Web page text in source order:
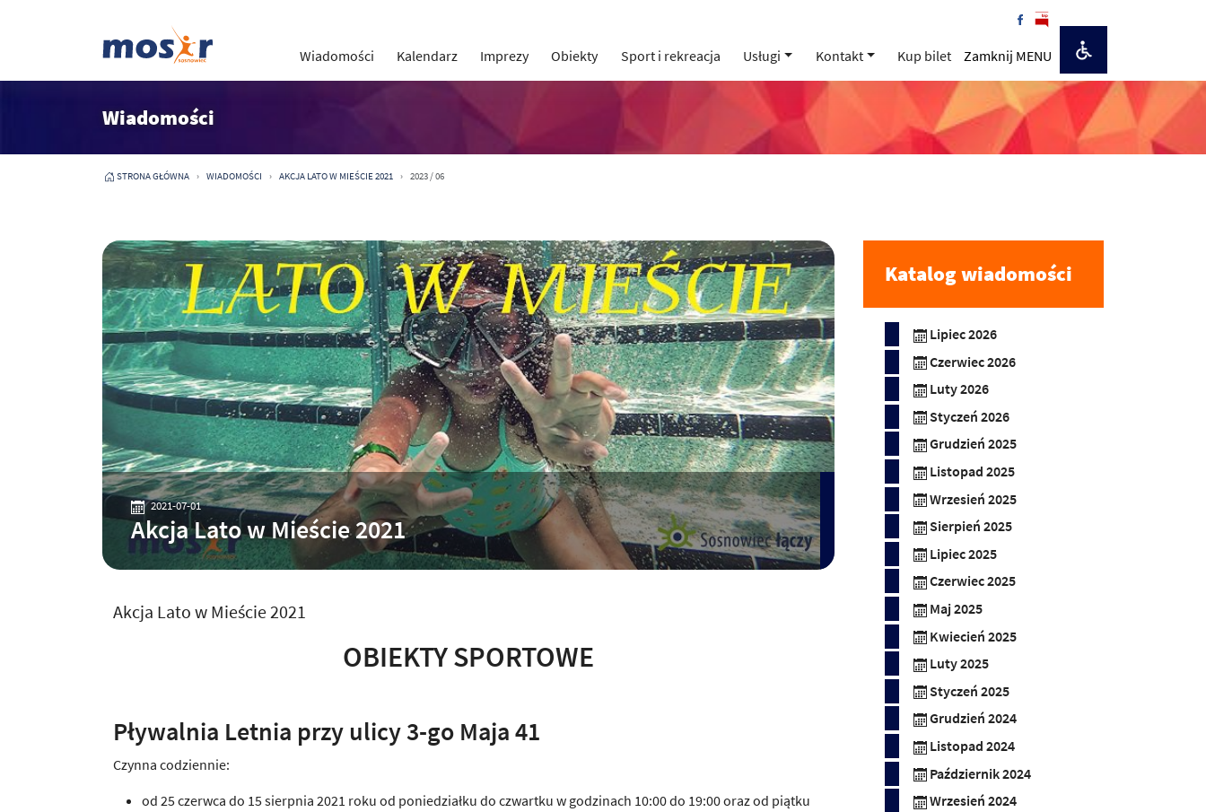
Wiadomości Kalendarz Imprezy Obiekty Sport i rekreacja Usługi Kontakt Kup bilet Zamknij MENU
Wiadomości
STRONA GŁÓWNA WIADOMOŚCI AKCJA LATO W MIEŚCIE 2021 2023 / 06
2021-07-01
Akcja Lato w Mieście 2021
Akcja Lato w Mieście 2021
OBIEKTY SPORTOWE
Pływalnia Letnia przy ulicy 3-go Maja 41
Czynna codziennie:
od 25 czerwca do 15 sierpnia 2021 roku od poniedziałku do czwartku w godzinach 10:00 do 19:00 oraz od piątku
Katalog wiadomości
Lipiec 2026
Czerwiec 2026
Luty 2026
Styczeń 2026
Grudzień 2025
Listopad 2025
Wrzesień 2025
Sierpień 2025
Lipiec 2025
Czerwiec 2025
Maj 2025
Kwiecień 2025
Luty 2025
Styczeń 2025
Grudzień 2024
Listopad 2024
Październik 2024
Wrzesień 2024